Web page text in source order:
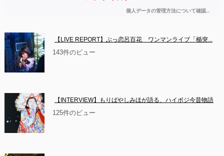
【LIVE REPORT】ぶっ恋呂百花　ワンマンライブ「楯突...
143件のビュー
【INTERVIEW】もりばやしみほが語る、ハイポジ今昔物語
125件のビュー